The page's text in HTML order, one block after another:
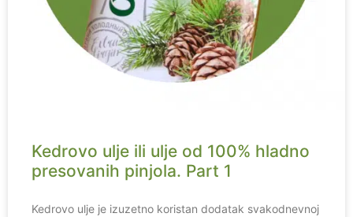
Kedrovo ulje ili ulje od 100% hladno
presovanih pinjola. Part 1
Kedrovo ulje je izuzetno koristan dodatak svakodnevnoj